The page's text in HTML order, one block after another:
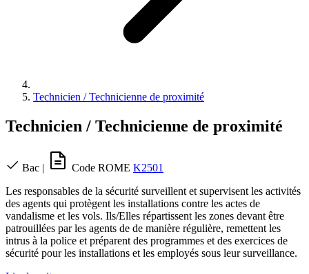
Technicien / Technicienne de proximité
Technicien / Technicienne de proximité
Bac | Code ROME K2501
Les responsables de la sécurité surveillent et supervisent les activités
des agents qui protègent les installations contre les actes de
vandalisme et les vols. Ils/Elles répartissent les zones devant être
patrouillées par les agents de de manière régulière, remettent les
intrus à la police et préparent des programmes et des exercices de
sécurité pour les installations et les employés sous leur surveillance.